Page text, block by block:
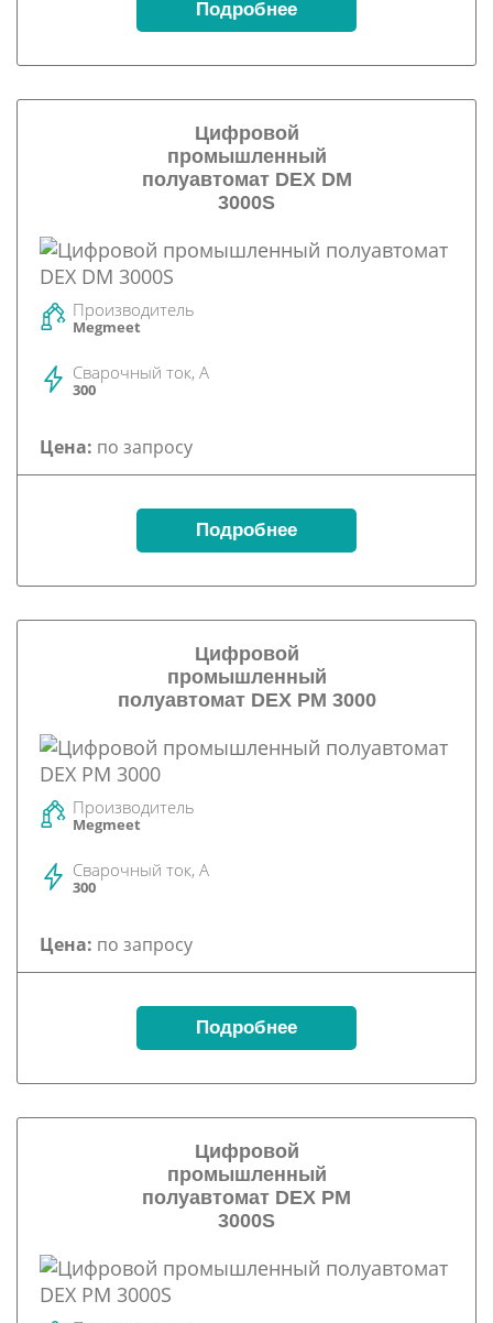
Подробнее
Цифровой
промышленный
полуавтомат DEX DM
3000S
Производитель
Megmeet
Сварочный ток, А
300
Цена: по запросу
Подробнее
Цифровой
промышленный
полуавтомат DEX PM 3000
Производитель
Megmeet
Сварочный ток, А
300
Цена: по запросу
Подробнее
Цифровой
промышленный
полуавтомат DEX PM
3000S